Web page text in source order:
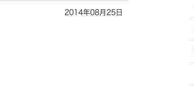
2014年08月25日